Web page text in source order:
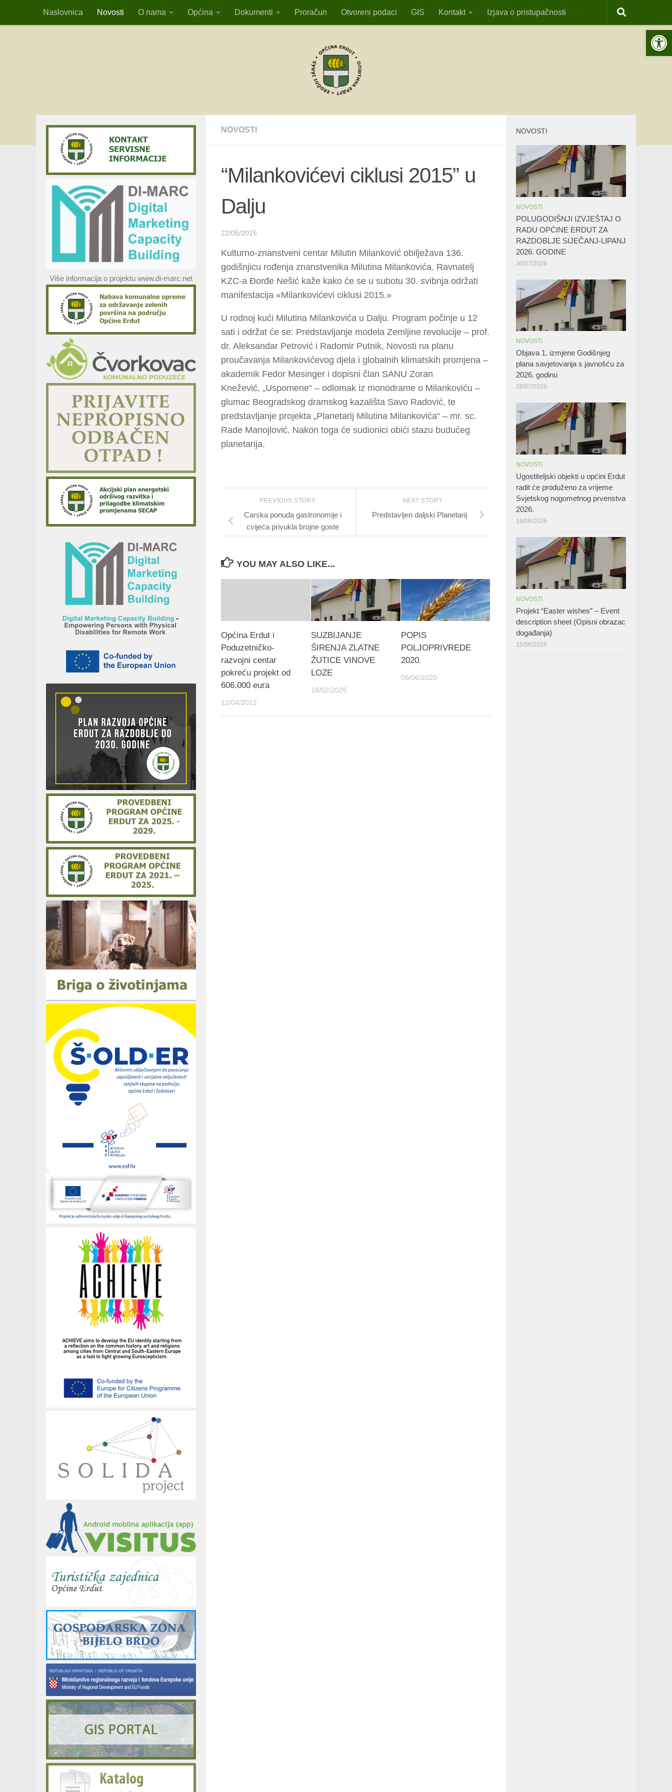
Skip to content
Naslovnica Novosti O nama Općina Dokumenti Proračun Otvoreni podaci GIS Kontakt Izjava o pristupačnosti
NOVOSTI
“Milankovićevi ciklusi 2015” u
Dalju
22/05/2015
Kulturno-znanstveni centar Milutin Milanković obilježava 136.
godišnjicu rođenja znanstvenika Milutina Milankovića. Ravnatelj
KZC-a Đorđe Nešić kaže kako će se u subotu 30. svibnja održati
manifestacija «Milankovićevi ciklusi 2015.»
U rodnoj kući Milutina Milankovića u Dalju. Program počinje u 12
sati i održat će se: Predstavljanje modela Zemljine revolucije – prof.
dr. Aleksandar Petrović i Radomir Putnik, Novosti na planu
proučavanja Milankovićevog djela i globalnih klimatskih promjena –
akademik Fedor Mesinger i dopisni član SANU Zoran
Knežević, „Uspomene“ – odlomak iz monodrame o Milankoviću –
glumac Beogradskog dramskog kazališta Savo Radović, te
predstavljanje projekta „Planetarij Milutina Milankovića“ – mr. sc.
Rade Manojlović. Nakon toga će sudionici obići stazu budućeg
planetarija.
NEXT STORY
Predstavljen daljski Planetarij
PREVIOUS STORY
Carska ponuda gastronomije i
cvijeća privukla brojne goste
YOU MAY ALSO LIKE...
Općina Erdut i
Poduzetničko-
razvojni centar
pokreću projekt od
606.000 eura
12/04/2012
SUZBIJANJE
ŠIRENJA ZLATNE
ŽUTICE VINOVE
LOZE
18/02/2026
POPIS
POLJOPRIVREDE
2020.
05/06/2020
Više informacija o projektu www.di-marc.net
NOVOSTI
NOVOSTI
POLUGODIŠNJI IZVJEŠTAJ O
RADU OPĆINE ERDUT ZA
RAZDOBLJE SIJEČANJ-LIPANJ
2026. GODINE
30/07/2026
NOVOSTI
Objava 1. izmjene Godišnjeg
plana savjetovanja s javnošću za
2026. godinu
28/07/2026
NOVOSTI
Ugostiteljski objekti u općini Erdut
radit će produženo za vrijeme
Svjetskog nogometnog prvenstva
2026.
16/06/2026
NOVOSTI
Projekt “Easter wishes” – Event
description sheet (Opisni obrazac
događanja)
15/06/2026